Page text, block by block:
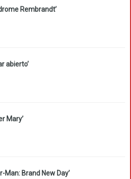
Rembrandt’
abierto’
Mary’
Man: Brand New Day’